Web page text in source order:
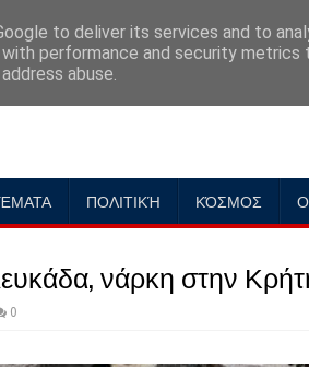
ΠΟΛΙΤΙΚΉ ΚΌΣΜΟΣ
νάρκη στην
0
to deliver its services and to
performance and security
abuse.